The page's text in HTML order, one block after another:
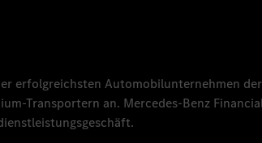
erfolgreichsten Automobilunternehmen
Transportern an. Mercedes-Benz